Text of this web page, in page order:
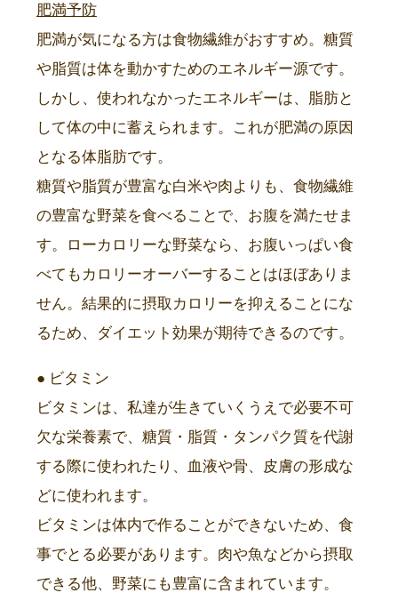
肥満予防
肥満が気になる方は食物繊維がおすすめ。糖質
や脂質は体を動かすためのエネルギー源です。
しかし、使われなかったエネルギーは、脂肪と
して体の中に蓄えられます。これが肥満の原因
となる体脂肪です。
糖質や脂質が豊富な白米や肉よりも、食物繊維
の豊富な野菜を食べることで、お腹を満たせま
す。ローカロリーな野菜なら、お腹いっぱい食
べてもカロリーオーバーすることはほぼありま
せん。結果的に摂取カロリーを抑えることにな
るため、ダイエット効果が期待できるのです。
● ビタミン
ビタミンは、私達が生きていくうえで必要不可
欠な栄養素で、糖質・脂質・タンパク質を代謝
する際に使われたり、血液や骨、皮膚の形成な
どに使われます。
ビタミンは体内で作ることができないため、食
事でとる必要があります。肉や魚などから摂取
できる他、野菜にも豊富に含まれています。